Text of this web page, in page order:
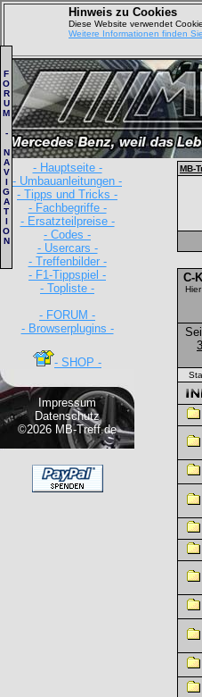
Hinweis zu Cookies
Diese Website verwendet
Weitere Informationen finden
- Hauptseite -
- Umbauanleitungen -
- Tipps und Tricks -
- Fachbegriffe -
- Ersatzteilpreise -
- Codes -
- Usercars -
- Treffenbilder -
- F1-Tippspiel -
- Topliste -
- FORUM -
- Browserplugins -
- SHOP -
Impressum
Datenschutz
©2026 MB-Treff.de
F
O
R
U
M
-
N
A
V
I
G
A
T
I
O
N
MB-
C-